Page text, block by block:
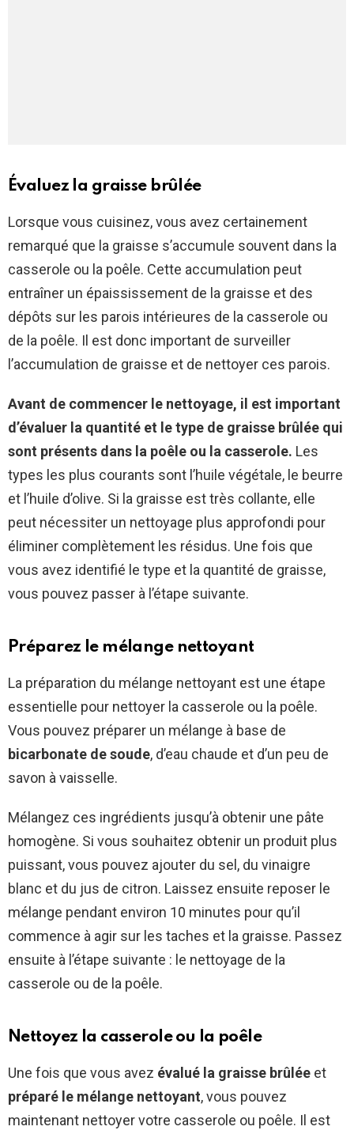
Évaluez la graisse brûlée
Lorsque vous cuisinez, vous avez certainement
remarqué que la graisse s’accumule souvent dans la
casserole ou la poêle. Cette accumulation peut
entraîner un épaississement de la graisse et des
dépôts sur les parois intérieures de la casserole ou
de la poêle. Il est donc important de surveiller
l’accumulation de graisse et de nettoyer ces parois.
Avant de commencer le nettoyage, il est important
d’évaluer la quantité et le type de graisse brûlée qui
sont présents dans la poêle ou la casserole. Les
types les plus courants sont l’huile végétale, le beurre
et l’huile d’olive. Si la graisse est très collante, elle
peut nécessiter un nettoyage plus approfondi pour
éliminer complètement les résidus. Une fois que
vous avez identifié le type et la quantité de graisse,
vous pouvez passer à l’étape suivante.
Préparez le mélange nettoyant
La préparation du mélange nettoyant est une étape
essentielle pour nettoyer la casserole ou la poêle.
Vous pouvez préparer un mélange à base de
bicarbonate de soude, d’eau chaude et d’un peu de
savon à vaisselle.
Mélangez ces ingrédients jusqu’à obtenir une pâte
homogène. Si vous souhaitez obtenir un produit plus
puissant, vous pouvez ajouter du sel, du vinaigre
blanc et du jus de citron. Laissez ensuite reposer le
mélange pendant environ 10 minutes pour qu’il
commence à agir sur les taches et la graisse. Passez
ensuite à l’étape suivante : le nettoyage de la
casserole ou de la poêle.
Nettoyez la casserole ou la poêle
Une fois que vous avez évalué la graisse brûlée et
préparé le mélange nettoyant, vous pouvez
maintenant nettoyer votre casserole ou poêle. Il est